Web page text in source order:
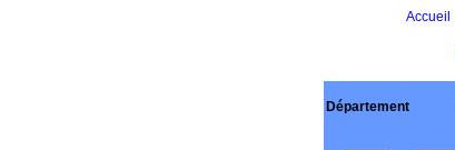
Accueil
Département